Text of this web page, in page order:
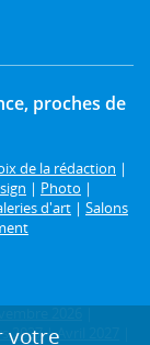
proches de
de la rédaction |
| Photo |
d'art | Salons
2027|Avril 2027
votre